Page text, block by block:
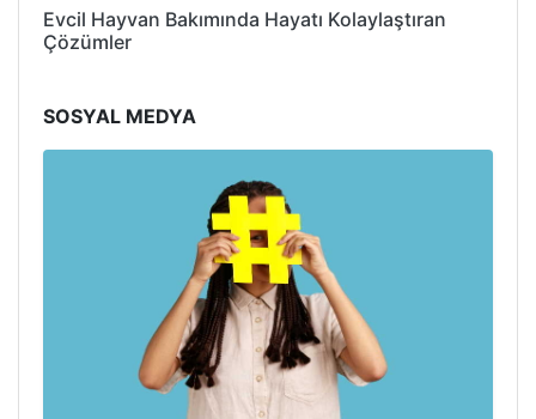
Evcil Hayvan Bakımında Hayatı Kolaylaştıran
Çözümler
SOSYAL MEDYA